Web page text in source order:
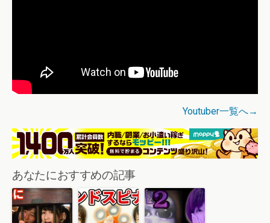
Youtuber一覧へ→
あなたにおすすめの記事